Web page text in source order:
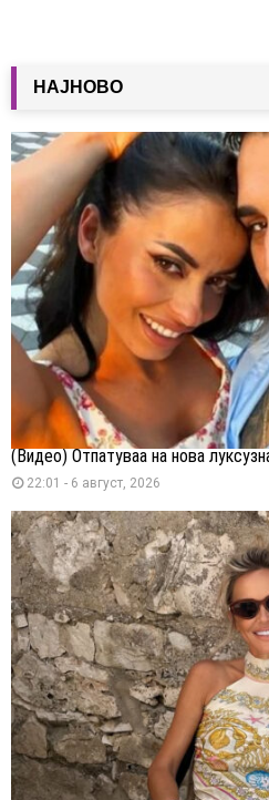
НАЈНОВО
(Видео) Отпатуваа на нова
22:01 - 6 август, 2026